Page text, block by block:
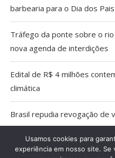
barbearia para o Dia dos Pais
Tráfego da ponte sobre o
nova agenda de interdições
Edital de R$ 4 milhões
climática
Brasil repudia revogação de
EUA
Aberta as inscrições para a
Usamos cookies para
experiência em nosso site.